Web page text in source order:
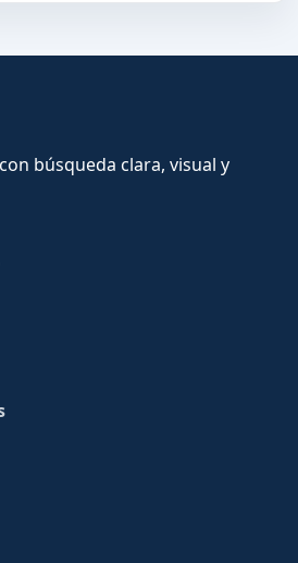
búsqueda clara, visual y